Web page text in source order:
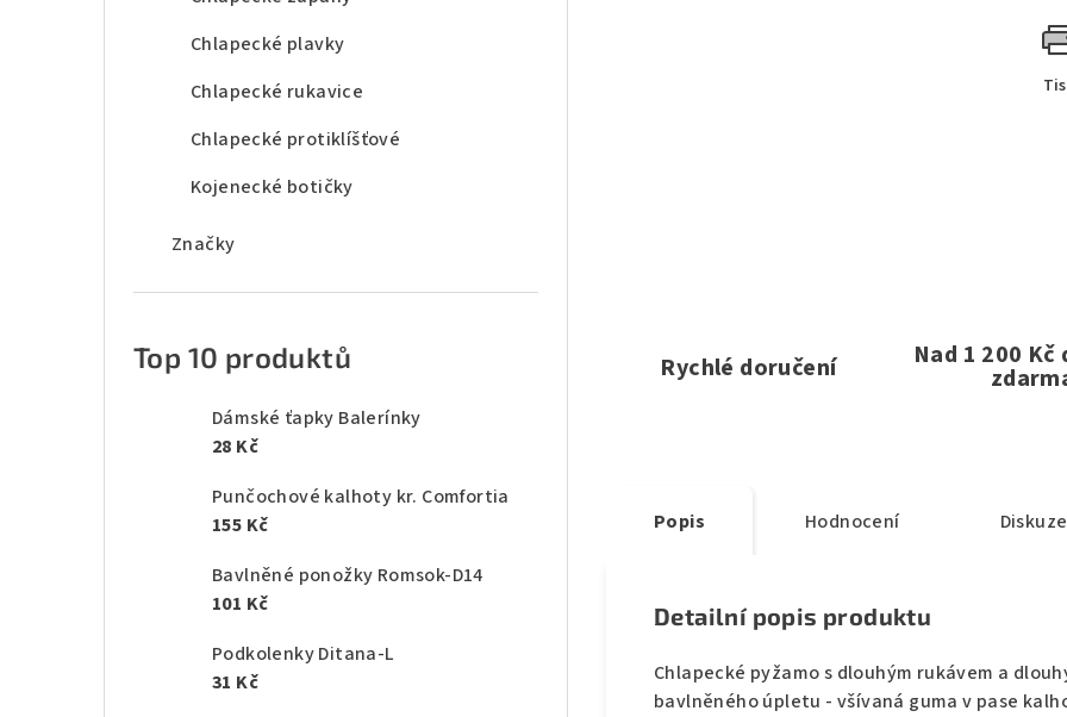
Chlapecké plavky
Chlapecké rukavice
Chlapecké protiklíšťové
Kojenecké botičky
Značky
Top 10 produktů
Dámské ťapky Balerínky
28 Kč
Punčochové kalhoty kr. Comfortia
155 Kč
Bavlněné ponožky Romsok-D14
101 Kč
Podkolenky Ditana-L
31 Kč
Rychlé doručení Nad 1 200 Kč
Popis Hodnocení Diskuze
Detailní popis produktu
Chlapecké pyžamo s dlouhým rukávem a
bavlněného úpletu - všívaná guma v pase